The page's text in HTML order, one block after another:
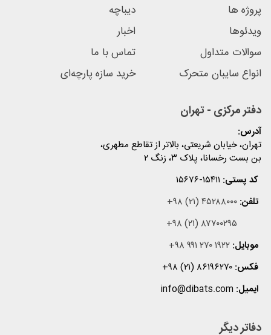
دیباچه
پروژه ها
اخبار
ویدئوها
تماس با ما
سوالات متداول
خرید سازه پارچه‌ای
انواع سایبان متحرک
دفتر مرکزی - تهران
آدرس:
تهران، خیابان شریعتی، بالاتر از تقاطع مطهری،
بن بست رخسانا، پلاک ۳، زنگ ۲
کد پستی: ۱۵۶۷۶-۱۵۴۱۱
تلفن: +۹۸ (۲۱) ۴۵۲۸۸۰۰۰
+۹۸ (۲۱) ۸۷۷۰۰۲۹۵
موبایل: +۹۸ ۹۹۱ ۲۷۰ ۱۹۲۲
فکس: +۹۸ (۲۱) ۸۶۱۹۶۲۷۰
ایمیل: info@dibats.com
دفاتر دیگر